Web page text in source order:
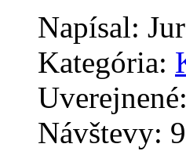
Napísal:
Kategória:
Návštevy: